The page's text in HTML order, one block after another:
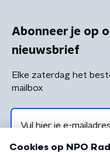
Abonneer je op
nieuwsbrief
Elke zaterdag het
mailbox